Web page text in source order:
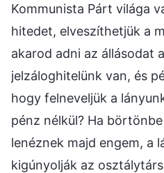
Kommunista Párt világa
hitedet, elveszíthetjük a
akarod adni az állásodat
jelzáloghitelünk van, és
hogy felneveljük a
pénz nélkül? Ha
lenéznek majd engem, a
kigúnyolják az